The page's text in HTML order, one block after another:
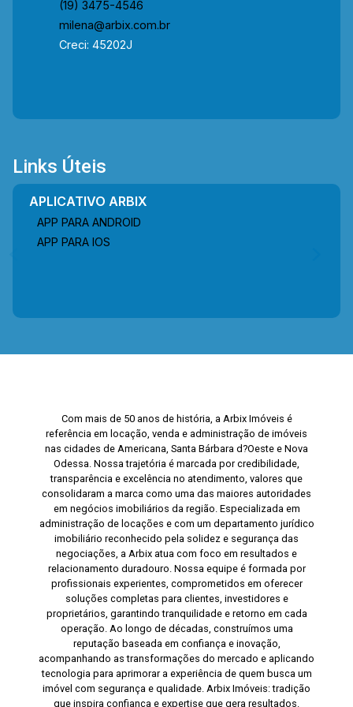
(19) 3475-4546
milena@arbix.com.br
Creci: 45202J
Links Úteis
APLICATIVO ARBIX
APP PARA ANDROID
APP PARA IOS
Com mais de 50 anos de história, a Arbix Imóveis é
referência em locação, venda e administração de imóveis
nas cidades de Americana, Santa Bárbara d?Oeste e Nova
Odessa. Nossa trajetória é marcada por credibilidade,
transparência e excelência no atendimento, valores que
consolidaram a marca como uma das maiores autoridades
em negócios imobiliários da região. Especializada em
administração de locações e com um departamento jurídico
imobiliário reconhecido pela solidez e segurança das
negociações, a Arbix atua com foco em resultados e
relacionamento duradouro. Nossa equipe é formada por
profissionais experientes, comprometidos em oferecer
soluções completas para clientes, investidores e
proprietários, garantindo tranquilidade e retorno em cada
operação. Ao longo de décadas, construímos uma
reputação baseada em confiança e inovação,
acompanhando as transformações do mercado e aplicando
tecnologia para aprimorar a experiência de quem busca um
imóvel com segurança e qualidade. Arbix Imóveis: tradição
que inspira confiança e expertise que gera resultados.